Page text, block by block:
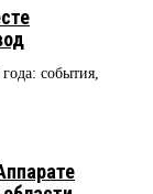
события,